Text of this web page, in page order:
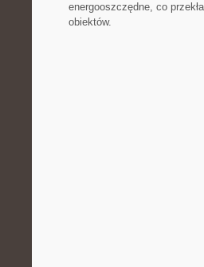
energooszczędne, co
obiektów.